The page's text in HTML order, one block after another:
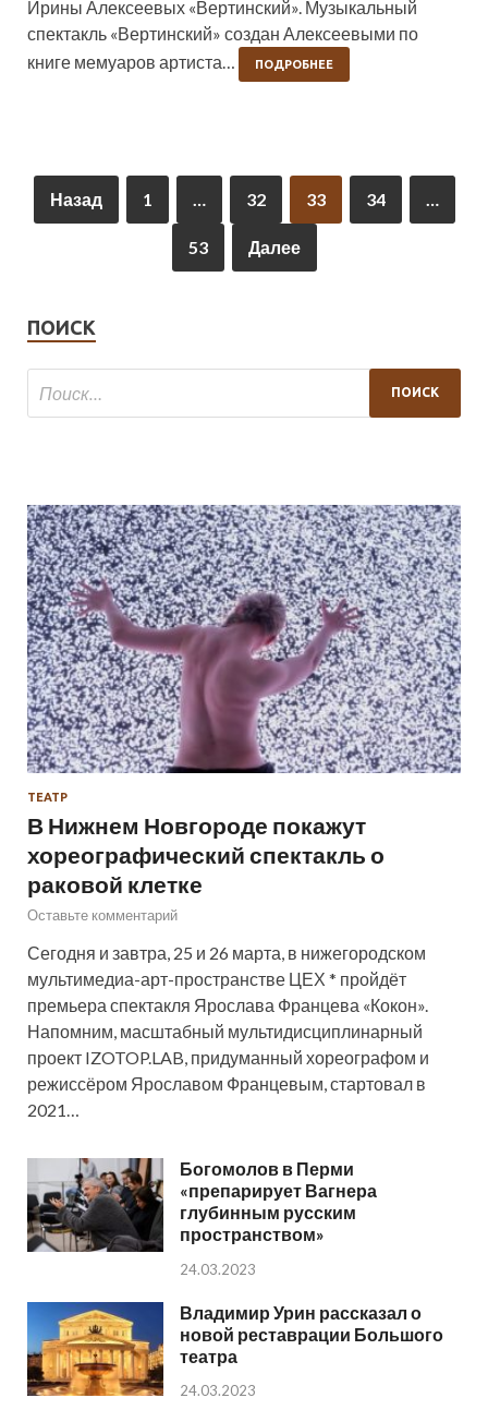
Ирины Алексеевых «Вертинский». Музыкальный
спектакль «Вертинский» создан Алексеевыми по
книге мемуаров артиста…
ПОДРОБНЕЕ
Назад 1 … 32 33 34 …
53 Далее
ПОИСК
ТЕАТР
В Нижнем Новгороде покажут
хореографический спектакль о
раковой клетке
Оставьте комментарий
Сегодня и завтра, 25 и 26 марта, в нижегородском
мультимедиа-арт-пространстве ЦЕХ * пройдёт
премьера спектакля Ярослава Францева «Кокон».
Напомним, масштабный мультидисциплинарный
проект IZOTOP.LAB, придуманный хореографом и
режиссёром Ярославом Францевым, стартовал в
2021…
Богомолов в Перми
«препарирует Вагнера
глубинным русским
пространством»
24.03.2023
Владимир Урин рассказал о
новой реставрации Большого
театра
24.03.2023